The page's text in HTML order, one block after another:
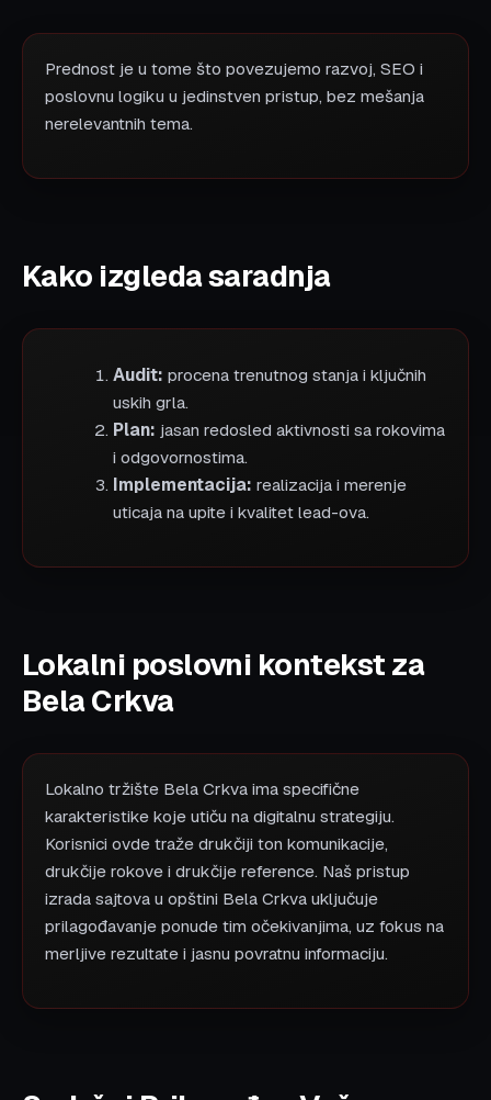
Prednost je u tome što povezujemo razvoj, SEO i
poslovnu logiku u jedinstven pristup, bez mešanja
nerelevantnih tema.
Kako izgleda saradnja
Audit: procena trenutnog stanja i ključnih
uskih grla.
Plan: jasan redosled aktivnosti sa rokovima
i odgovornostima.
Implementacija: realizacija i merenje
uticaja na upite i kvalitet lead-ova.
Lokalni poslovni kontekst za
Bela Crkva
Lokalno tržište Bela Crkva ima specifične
karakteristike koje utiču na digitalnu strategiju.
Korisnici ovde traže drukčiji ton komunikacije,
drukčije rokove i drukčije reference. Naš pristup
izrada sajtova u opštini Bela Crkva uključuje
prilagođavanje ponude tim očekivanjima, uz fokus na
merljive rezultate i jasnu povratnu informaciju.